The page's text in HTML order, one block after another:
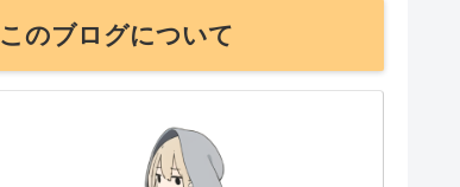
このブログについて